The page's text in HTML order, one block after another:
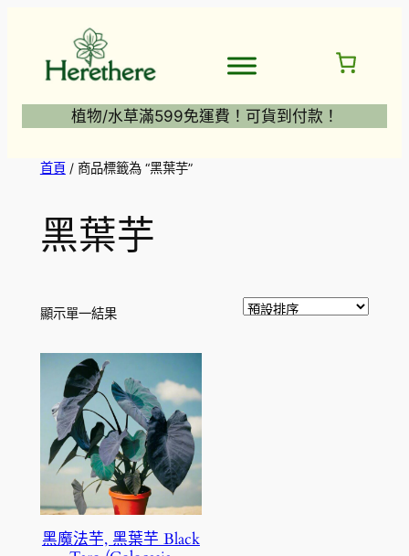
植物/水草滿599免運費！可貨到付款！
首頁/ 商品標籤為 “黑葉芋”
黑葉芋
顯示單一結果
黑魔法芋, 黑葉芋 Black